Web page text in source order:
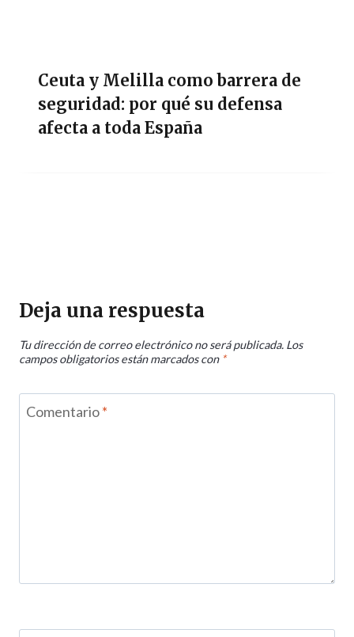
Ceuta y Melilla como barrera de
seguridad: por qué su defensa
afecta a toda España
Deja una respuesta
Tu dirección de correo electrónico no será publicada. Los
campos obligatorios están marcados con *
Comentario*